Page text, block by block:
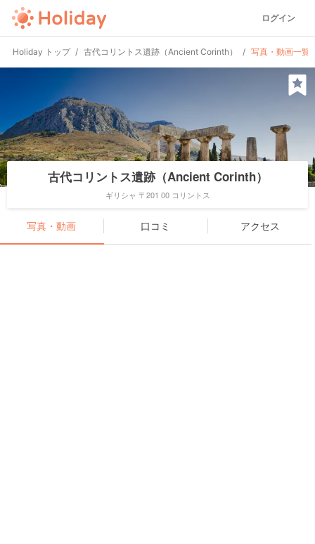
ログイン
Holiday トップ 古代コリントス遺跡（Ancient Corinth） 写真・動画一覧
古代コリントス遺跡（Ancient Corinth）
ギリシャ 〒201 00 コリントス
写真・動画 口コミ アクセス